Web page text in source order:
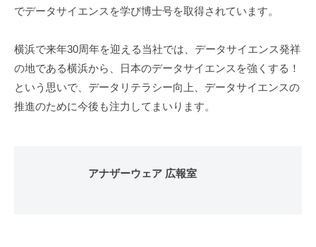
でデータサイエンスを学び博士号を取得されています。
横浜で来年30周年を迎える当社では、データサイエンス発祥
の地である横浜から、日本のデータサイエンスを強くする！
という思いで、データリテラシー向上、データサイエンスの
推進のために今後も注力してまいります。
アナザーウェア 広報室